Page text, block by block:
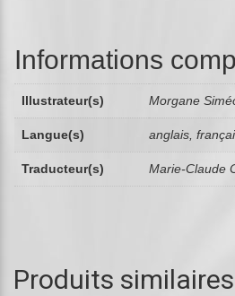
Informations
Illustrateur(s) Morgane
Langue(s) anglais,
Traducteur(s) Marie-Claude
Produits similaires